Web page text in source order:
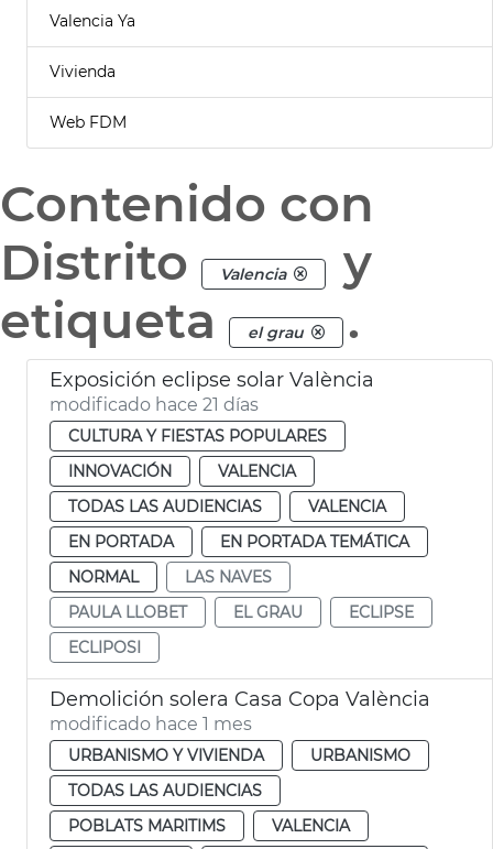
Valencia Ya
Vivienda
Web FDM
Contenido con
Distrito
Valencia
y
etiqueta
el grau .
Exposición eclipse solar València
modificado hace 21 días
CULTURA Y FIESTAS POPULARES
INNOVACIÓN
VALENCIA
TODAS LAS AUDIENCIAS
VALENCIA
EN PORTADA
EN PORTADA TEMÁTICA
NORMAL
LAS NAVES
PAULA LLOBET
EL GRAU
ECLIPSE
ECLIPOSI
Demolición solera Casa Copa València
modificado hace 1 mes
URBANISMO Y VIVIENDA
URBANISMO
TODAS LAS AUDIENCIAS
POBLATS MARITIMS
VALENCIA